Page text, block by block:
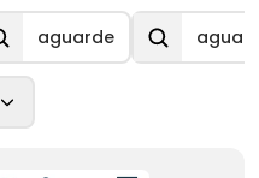
aguarde